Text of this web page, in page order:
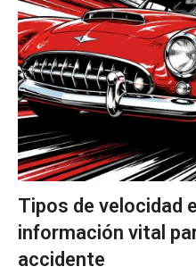
Tipos de velocidad
información vital
accidente